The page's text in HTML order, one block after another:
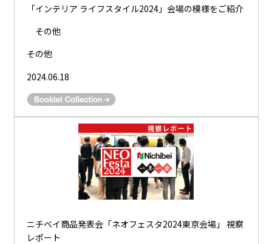
「インテリア ライフスタイル2024」会場の模様をご紹介
その他
その他
2024.06.18
ニチベイ商品発表会「ネオフェスタ2024東京会場」 視察
レポート